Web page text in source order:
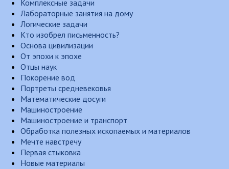
Комплексные задачи
Лабораторные занятия на дому
Логические задачи
Кто изобрел письменность?
Основа цивилизации
От эпохи к эпохе
Отцы наук
Покорение вод
Портреты средневековья
Математические досуги
Машиностроение
Машиностроение и транспорт
Обработка полезных ископаемых и материалов
Мечте навстречу
Первая стыковка
Новые материалы